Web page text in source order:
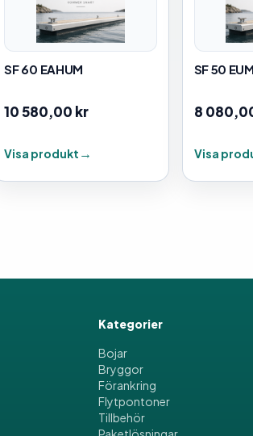
SF 60 EAHUM
10 580,00 kr
Visa produkt
SF 50 EUM
8
Visa
Kategorier
Bojar
Bryggor
Förankring
Flytpontoner
Tillbehör